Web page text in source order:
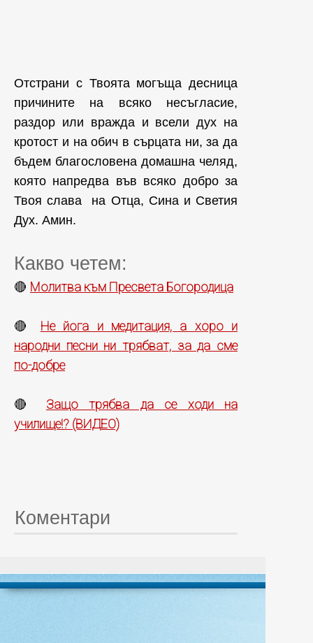
Отстрани с Твоята могъща десница
причините на всяко несъгласие,
раздор или вражда и всели дух на
кротост и на обич в сърцата ни, за да
бъдем благословена домашна челяд,
която напредва във всяко добро за
Твоя слава ­ на Отца, Сина и Светия
Дух. Амин.
Какво четем:
🔴 Молитва към Пресвета Богородица
🔴 Не йога и медитация, а хоро и
народни песни ни трябват, за да сме
по-добре
🔴 Защо трябва да се ходи на
училище!? (ВИДЕО)
Коментари